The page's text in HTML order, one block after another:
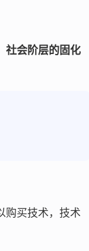
社会阶层的固化
购买技术，技术